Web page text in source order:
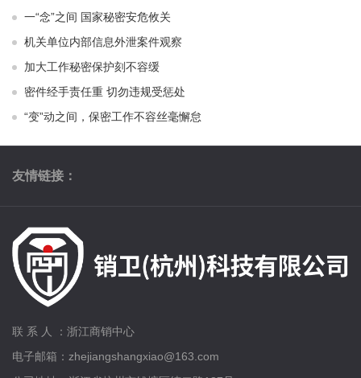
一“念”之间 国家秘密安危攸关
机关单位内部信息外泄案件观察
加大工作秘密保护刻不容缓
密件经手责任重 切勿违规受惩处
“变”动之间，保密工作不容丝毫懈怠
友情链接：
联 系 人 ：浙江商销中心
电子邮箱：zhejiangshangxiao@163.com